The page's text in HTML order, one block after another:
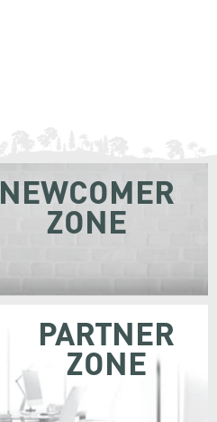
NEWCOMER
ZONE
PARTNER
ZONE